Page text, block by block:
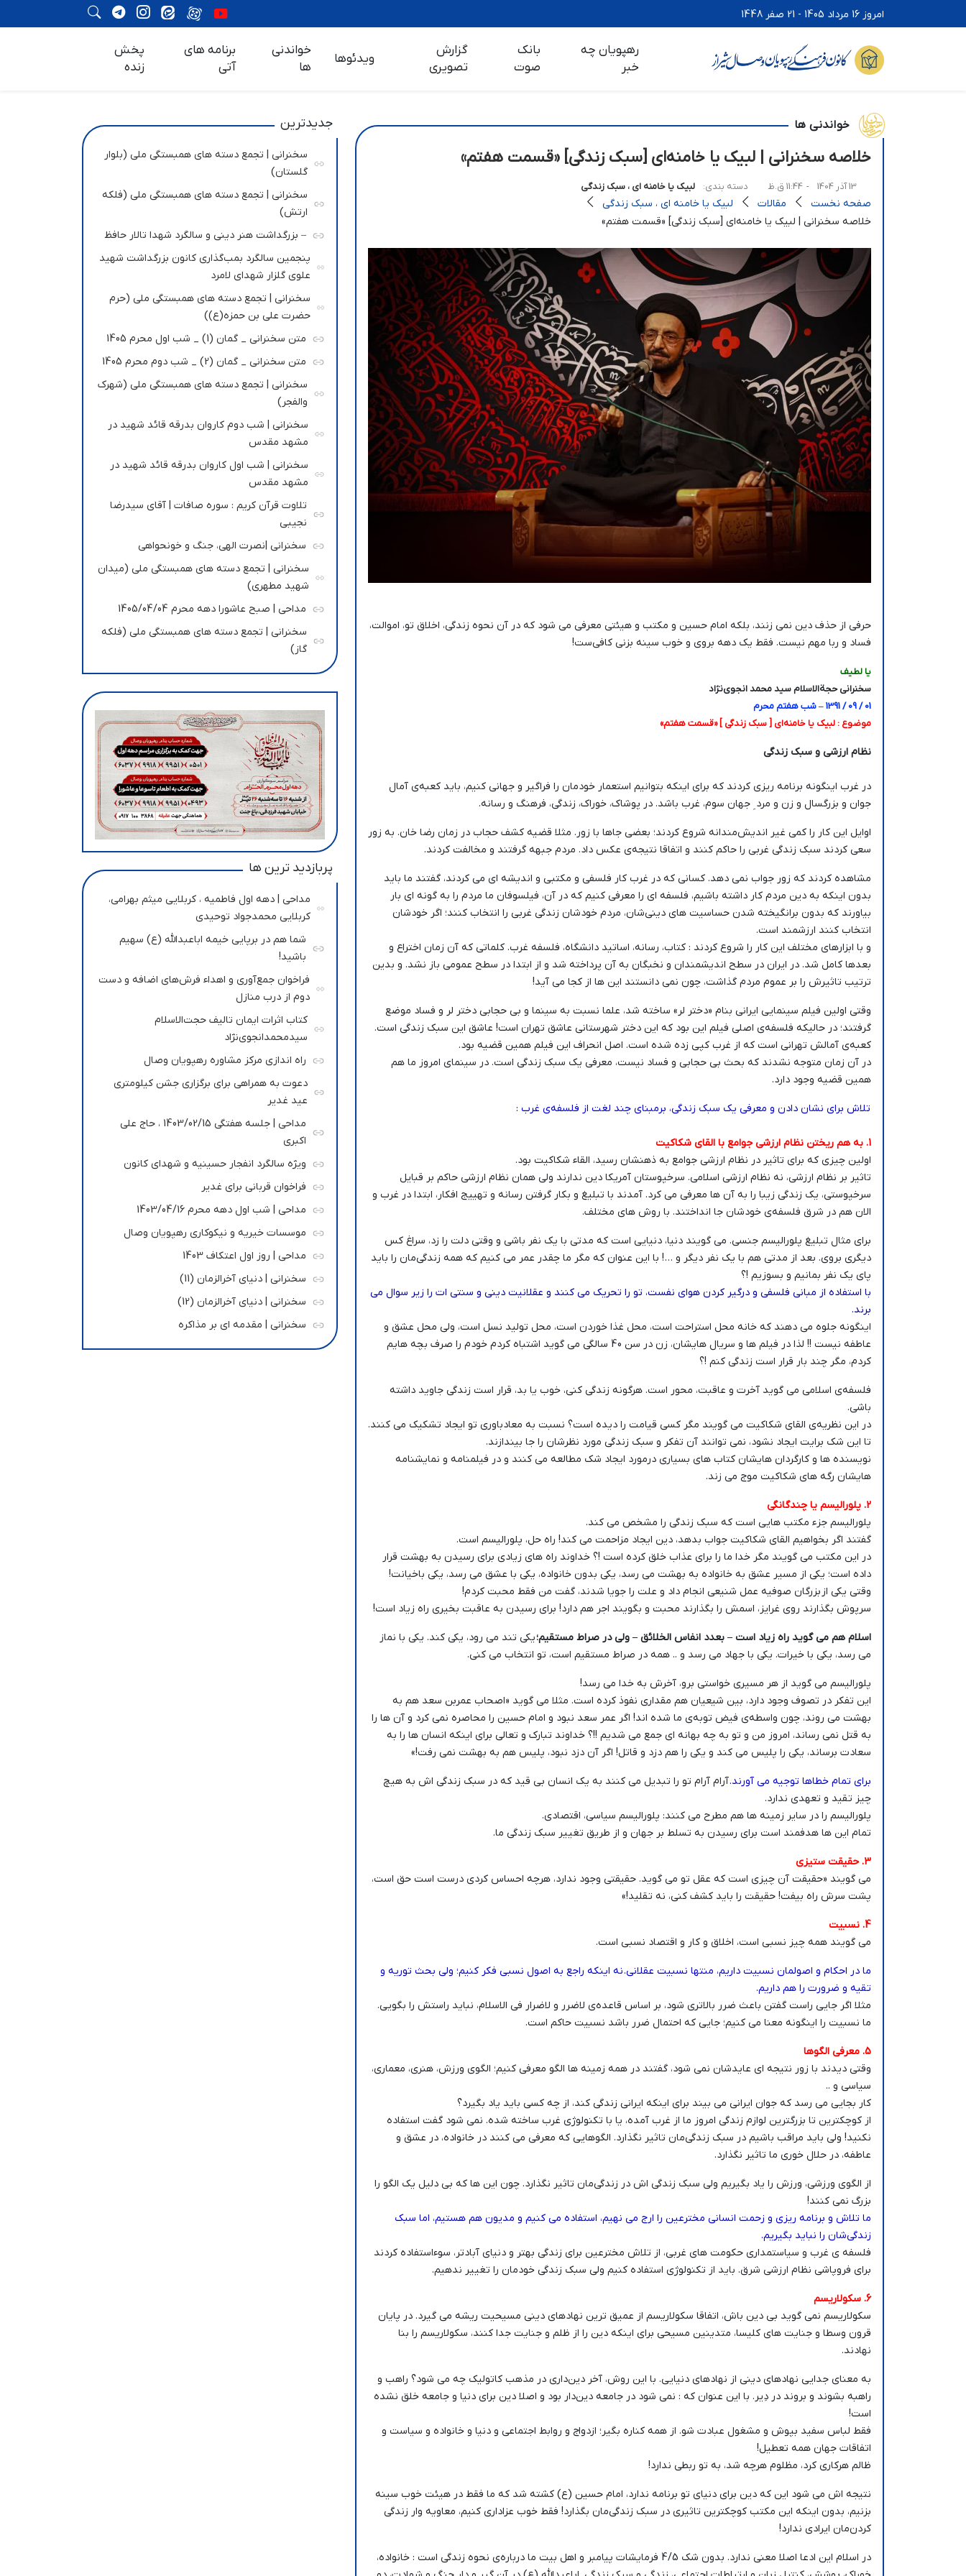
امروز 16 مرداد 1405 - 21 صفر 1448
رهپویان چه
خبر
بانک
صوت
گزارش
تصویری
ویدئوها
خواندنی
ها
برنامه های
آتی
پخش
زنده
خواندنی ها
خلاصه سخنرانی | لبیک یا خامنه‌ای [سبک زندگی] «قسمت هفتم»
13 آذر 1404 - 11:44 ق.ظ دسته بندی: لبيک يا خامنه اي ، سبک زندگي
صفحه نخست مقالات
لبيک يا خامنه اي ، سبک زندگي
خلاصه سخنرانی | لبیک یا خامنه‌ای [سبک زندگی] «قسمت هفتم»
حرفی از حذف دین نمی زنند، بلکه امام حسین و مکتب و هیئتی معرفی می شود که در آن نحوه زندگی، اخلاق تو، اموالت،
فساد و ربا مهم نیست. فقط یک دهه بروی و خوب سینه بزنی کافی‌ست!
یا لطیف
سخنرانی حجةالاسلام سید محمد انجوی‌نژاد
01 / 09 / 1391 – شب هفتم محرم
موضوع : لبیک یا خامنه‌ای [ سبک زندگی ] «قسمت هفتم»
نظام ارزشی و سبک زندگی
در غرب اینگونه برنامه ریزی کردند که برای اینکه بتوانیم استعمار خودمان را فراگیر و جهانی کنیم، باید کعبه‌ی آمال
جوان و بزرگسال و زن و مرد ِ جهان سوم، غرب باشد. در پوشاک، خوراک، زندگی، فرهنگ و رسانه.
اوایل این کار را کمی غیر اندیش‌مندانه شروع کردند؛ بعضی جاها با زور. مثلا قضیه کشف حجاب در زمان رضا خان. به زور
سعی کردند سبک زندگی غربی را حاکم کنند و اتفاقا نتیجه‌ی عکس داد. مردم جبهه گرفتند و مخالفت کردند.
مشاهده کردند که زور جواب نمی دهد. کسانی که در غرب کار فلسفی و مکتبی و اندیشه ای می کردند، گفتند ما باید
بدون اینکه به دین مردم کار داشته باشیم، فلسفه ای را معرفی کنیم که در آن، فیلسوفان ما مردم را به گونه ای بار
بیاورند که بدون برانگیخته شدن حساسیت های دینی‌شان، مردم خودشان زندگی غربی را انتخاب کنند؛ اگر خودشان
انتخاب کنند ارزشمند است.
و با ابزارهای مختلف این کار را شروع کردند : کتاب، رسانه، اساتید دانشگاه، فلسفه‌ غرب. کلماتی که آن زمان اختراع و
بعدها کامل شد. در ایران در سطح اندیشمندان و نخبگان به آن پرداخته شد و از ابتدا در سطح عمومی باز نشد. و بدین
ترتیب تاثیرش را بر عموم مردم گذاشت، چون نمی دانستند این ها از کجا می آید!
وقتی اولین فیلم سینمایی ایرانی بنام «دختر لر» ساخته شد، علما نسبت به سینما و بی حجابی دختر لر و فساد موضع
گرفتند؛ در حالیکه فلسفه‌ی اصلی فیلم این بود که این دختر شهرستانی عاشق تهران است! عاشق این سبک زندگی است.
کعبه‌ی آمالش تهرانی است که از غرب کپی زده شده است. اصل انحراف این فیلم همین قضیه بود.
در آن زمان متوجه نشدند که بحث بی حجابی و فساد نیست، معرفی یک سبک زندگی است. در سینمای امروز ما هم
همین قضیه وجود دارد.
تلاش برای نشان دادن و معرفی یک سبک زندگی، برمبنای چند لغت از فلسفه‌ی غرب :
1. به هم ریختن نظام ارزشی جوامع با القای شکاکیت
اولین چیزی که برای تاثیر در نظام ارزشی جوامع به ذهنشان رسید، القاء شکاکیت بود.
تاثیر بر نظام ارزشی، نه نظام ارزشی اسلامی. سرخپوستان آمریکا دین ندارند ولی همان نظام ارزشی حاکم بر قبایل
سرخپوستی، یک زندگی زیبا را به آن ها معرفی می کرد. آمدند با تبلیغ و بکار گرفتن رسانه و تهییج افکار، ابتدا در غرب و
الان هم در شرق فلسفه‌ی خودشان جا انداختند. با روش های مختلف.
برای مثال تبلیغ پلورالیسم جنسی. می گویند دنیا، دنیایی است که مدتی با یک نفر باشی و وقتی دلت را زد، سراغ کس
دیگری بروی. بعد از مدتی هم با یک نفر دیگر و …! با این عنوان که مگر ما چقدر عمر می کنیم که همه زندگی‌مان را باید
پای یک نفر بمانیم و بسوزیم !؟
با استفاده از مبانی فلسفی و درگیر کردن هوای نفست، تو را تحریک می کنند و عقلانیت دینی و سنتی ات را زیر سوال می
برند.
اینگونه جلوه می دهند که خانه محل استراحت است، محل غذا خوردن است، محل تولید نسل است، ولی محل عشق و
عاطفه نیست !! لذا در فیلم ها و سریال هایشان، زن در سن 40 سالگی می گوید اشتباه کردم خودم را صرف بچه هایم
کردم، مگر چند بار قرار است زندگی کنم !؟
فلسفه‌ی اسلامی می گوید آخرت و عاقبت، محور است. هرگونه زندگی کنی، خوب یا بد، قرار است زندگی جاوید داشته
باشی.
در این نظریه‌ی القای شکاکیت می گویند مگر کسی قیامت را دیده است؟ نسبت به معادباوری تو ایجاد تشکیک می کنند.
تا این شک برایت ایجاد نشود، نمی توانند آن تفکر و سبک زندگی مورد نظرشان را جا بیندازند.
نویسنده ها و کارگردان هایشان کتاب های بسیاری درمورد ایجاد شک مطالعه می کنند و در فیلمنامه و نمایشنامه
هایشان رگه های شکاکیت موج می زند.
2. پلورالیسم یا چندگانگی
پلورالیسم جزء مکتب هایی است که سبک زندگی را مشخص می کند.
گفتند اگر بخواهیم القای شکاکیت جواب بدهد، دین ایجاد مزاحمت می کند! راه حل، پلورالیسم است.
در این مکتب می گویند مگر خدا ما را برای عذاب خلق کرده است !؟ خداوند راه های زیادی برای رسیدن به بهشت قرار
داده است؛ یکی از مسیر عشق به خانواده به بهشت می رسد، یکی بدون خانواده، یکی با عشق می رسد، یکی باخیانت!
وقتی یکی از بزرگان صوفیه عمل شنیعی انجام داد و علت را جویا شدند، گفت من فقط محبت کردم!
سرپوش بگذارند روی غرایز، اسمش را بگذارند محبت و بگویند اجر هم دارد! برای رسیدن به عاقبت بخیری راه زیاد است!
اسلام هم می گوید راه زیاد است – بعدد انفاس الخلائق – ولی در صراط مستقیم؛یکی تند می رود، یکی کند. یکی با نماز
می رسد، یکی با خیرات. یکی با جهاد می رسد و .. همه در صراط مستقیم است، تو انتخاب می کنی.
پلورالیسم می گوید از هر مسیری خواستی برو، آخرش به خدا می رسد!
این تفکر در تصوف وجود دارد، بین شیعیان هم مقداری نفوذ کرده است. مثلا می گوید «اصحاب عمربن سعد هم به
بهشت می روند، چون واسطه‌ی فیض توبه‌ی ما شده اند! اگر عمر سعد نبود و امام حسین را محاصره نمی کرد و آن ها را
به قتل نمی رساند، امروز من و تو به چه بهانه ای جمع می شدیم !!؟ خداوند تبارک و تعالی برای اینکه انسان ها را به
سعادت برساند، یکی را پلیس می کند و یکی را هم دزد و قاتل! اگر آن دزد نبود، پلیس هم به بهشت نمی رفت!»
برای تمام خطاها توجیه می آورند.آرام آرام تو را تبدیل می کنند به یک انسان بی قید که در سبک زندگی اش به هیچ
چیز تقید و تعهدی ندارد.
پلورالیسم را در سایر زمینه ها هم مطرح می کنند: پلورالیسم سیاسی، اقتصادی.
تمام این ها هدفمند است برای رسیدن به تسلط بر جهان و از طریق تغییر سبک زندگی ما.
3. حقیقت ستیزی
می گویند «حقیقت آن چیزی است که عقل تو می گوید. حقیقتی وجود ندارد، هرچه احساس کردی درست است حق است،
پشت سرش راه بیفت! حقیقت را باید کشف کنی، نه تقلید!»
4. نسبیت
می گویند همه چیز نسبی است، اخلاق و کار و اقتصاد نسبی است.
ما در احکام و اصولمان نسبیت داریم، منتها نسبیت عقلانی. نه اینکه راجع به اصول نسبی فکر کنیم؛ ولی بحث توریه و
تقیه و ضرورت را هم داریم.
مثلا اگر جایی راست گفتن باعث ضرر بالاتری شود، بر اساس قاعده‌ی لاضرر و لاضرار فی الاسلام، نباید راستش را بگویی.
ما نسبیت را اینگونه معنا می کنیم؛ جایی که احتمال ضرر باشد نسبیت حاکم است.
5. معرفی الگوها
وقتی دیدند با زور نتیجه ای عایدشان نمی شود، گفتند در همه زمینه ها الگو معرفی کنیم؛ الگوی ورزش، هنری، معماری،
سیاسی و ..
کار بجایی می رسد که جوان ایرانی می بیند برای اینکه ایرانی زندگی کند، از چه کسی باید یاد بگیرد؟
از کوچکترین تا بزرگترین لوازم زندگی امروز ما از غرب آمده، یا با تکنولوژی غرب ساخته شده. نمی شود گفت استفاده
نکنید! ولی باید مراقب باشیم در سبک زندگی‌مان تاثیر نگذارد. الگوهایی که معرفی می کنند در خانواده، در عشق و
عاطفه، در حلال خوری ما تاثیر نگذارد.
از الگوی ورزشی، ورزش را یاد بگیریم ولی سبک زندگی اش در زندگی‌مان تاثیر نگذارد. چون این ها که بی دلیل یک الگو را
بزرگ نمی کنند!
ما تلاش و برنامه ریزی و زحمت انسانی مخترعین را ارج می نهیم، استفاده می کنیم و مدیون هم هستیم، اما سبک
زندگی‌شان را نباید بگیریم.
فلسفه ی غرب و سیاستمداری حکومت های غربی، از تلاش مخترعین برای زندگی بهتر و دنیای آبادتر، سوءاستفاده کردند
برای فروپاشی نظام ارزشی شرق. باید از تکنولوژی استفاده کنیم ولی سبک زندگی خودمان را تغییر ندهیم.
6. سکولاریسم
سکولاریسم نمی گوید بی دین باش، اتفاقا سکولاریسم از عمیق ترین نهادهای دینی مسیحیت ریشه می گیرد. در پایان
قرون وسطا و جنایت های کلیسا، متدینین مسیحی برای اینکه دین را از ظلم و جنایت جدا کنند، سکولاریسم را بنا
نهادند.
به معنای جدایی نهادهای دینی از نهادهای دنیایی. با این روش، آخر دین‌داری در مذهب کاتولیک چه می شود؟ راهب و
راهبه بشوند و بروند در دِیر. با این عنوان که : نمی شود در جامعه دین‌دار بود و اصلا دین برای دنیا و جامعه خلق نشده
است!
فقط لباس سفید بپوش و مشغول عبادت شو. از همه کناره بگیر؛ ازدواج و روابط اجتماعی و دنیا و خانواده و سیاست و
اتفاقات جهان همه تعطیل!
ظالم هرکاری کرد، مظلوم هرچه شد، به تو ربطی ندارد!
نتیجه اش می شود این که دین برای دنیای تو برنامه ندارد، امام حسین (ع) کشته شد که ما فقط در هیئت خوب سینه
بزنیم، بدون اینکه این مکتب کوچکترین تاثیری در سبک زندگی‌مان بگذارد! فقط خوب عزاداری کنیم، معاویه وار زندگی
کردن‌مان ایرادی ندارد!
در اسلام این ادعا اصلا معنی ندارد. بدون شک 4/5 فرمایشات پیامبر و اهل بیت ما درباره‌ی نحوه زندگی است : خانواده،
جدیدترین
سخنرانی | تجمع دسته های همبستگی ملی (بلوار
گلستان)
سخنرانی | تجمع دسته های همبستگی ملی (فلکه
ارتش)
– بزرگداشت هنر دینی و سالگرد شهدا تالار حافظ
پنجمین سالگرد بمب‌گذاری کانون بزرگداشت شهید
علوی گلزار شهدای لامرد
سخنرانی | تجمع دسته های همبستگی ملی (حرم
حضرت علی بن حمزه(ع))
متن سخنرانی _ گمان (1) _ شب اول محرم 1405
متن سخنرانی _ گمان (2) _ شب دوم محرم 1405
سخنرانی | تجمع دسته های همبستگی ملی (شهرک
والفجر)
سخنرانی | شب دوم کاروان بدرقه قائد شهید در
مشهد مقدس
سخنرانی | شب اول کاروان بدرقه قائد شهید در
مشهد مقدس
تلاوت قرآن کریم : سوره صافات | آقای سیدرضا
نجیبی
سخنرانی |نصرت الهی، جنگ و خونحواهی
سخنرانی | تجمع دسته های همبستگی ملی (میدان
شهید مطهری)
مداحی | صبح عاشورا دهه محرم 1405/04/04
سخنرانی | تجمع دسته های همبستگی ملی (فلکه
گاز)
پربازدید ترین ها
مداحی | دهه اول فاطمیه ، کربلایی میثم بهرامی،
کربلایی محمدجواد توحیدی
شما هم در برپایی خیمه اباعبدالله (ع) سهیم
باشید!
فراخوان جمع‌آوری و اهداء فرش‌های اضافه و دست
دوم از درب منازل
کتاب اثرات ایمان تالیف حجت‌الاسلام
سیدمحمدانجوی‌نژاد
راه اندازی مرکز مشاوره رهپویان وصال
دعوت به همراهی برای برگزاری جشن کیلومتری
عید غدیر
مداحی | جلسه هفتگی 1403/02/15 ، حاج علی
اکبری
ویژه سالگرد انفجار حسینیه و شهدای کانون
فراخوان قربانی برای غدیر
مداحی | شب اول دهه محرم 1403/04/16
موسسات خیریه و نیکوکاری رهپویان وصال
مداحی | روز اول اعتکاف 1403
سخنرانی | دنیای آخرالزمان (11)
سخنرانی | دنیای آخرالزمان (12)
سخنرانی | مقدمه ای بر مذاکره